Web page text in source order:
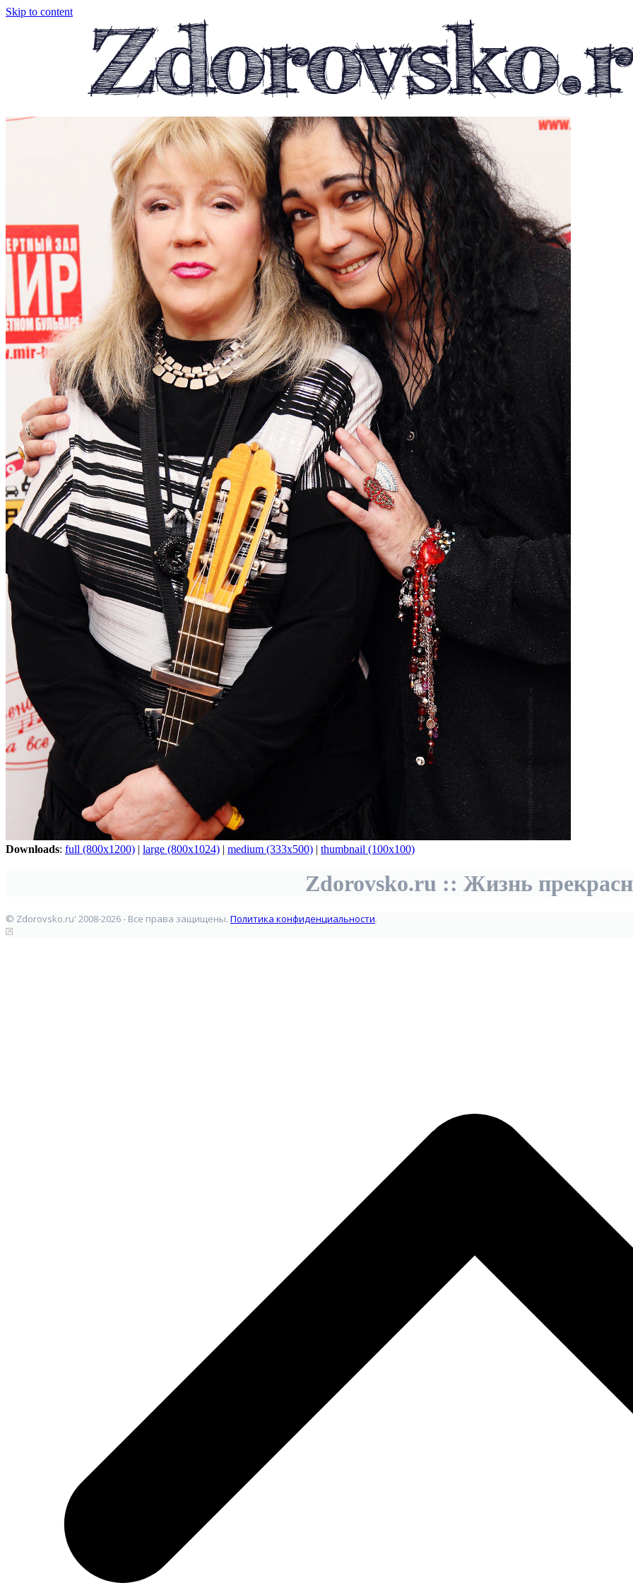
Skip to content
Downloads: full (800x1200) | large (800x1024) | medium (333x500) | thumbnail (100x100)
Zdorovsko.ru :: Жизнь
© Zdorovsko.ru' 2008-2026 - Все права защищены. Политика конфиденциальности.